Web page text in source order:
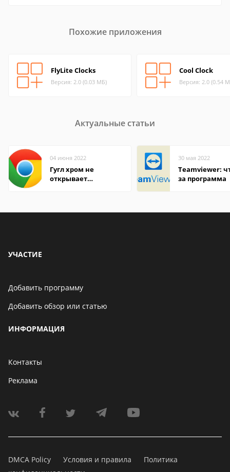
Похожие приложения
FlyLite Clocks
Версия: 2.0 (0.03 МБ)
Cool Clock
Версия: 2.0 (0.54
Актуальные статьи
04 июня 2022
Гугл хром не
открывает
30 мая 2022
Teamviewer:
за программа
УЧАСТИЕ
Добавить программу
Добавить обзор или статью
ИНФОРМАЦИЯ
Контакты
Реклама
DMCA Policy Условия и правила
Политика